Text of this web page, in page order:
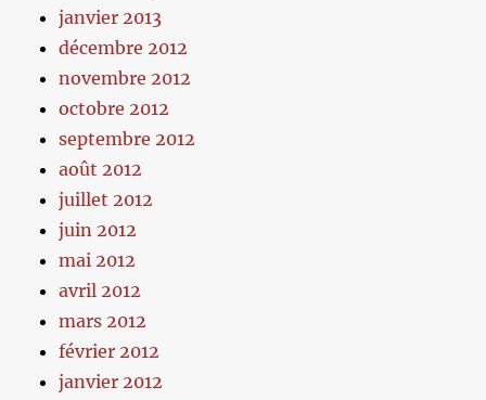
janvier 2013
décembre 2012
novembre 2012
octobre 2012
septembre 2012
août 2012
juillet 2012
juin 2012
mai 2012
avril 2012
mars 2012
février 2012
janvier 2012